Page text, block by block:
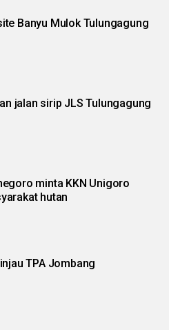
Banyu Mulok Tulungagung
jalan sirip JLS Tulungagung
minta KKN Unigoro
hutan
TPA Jombang